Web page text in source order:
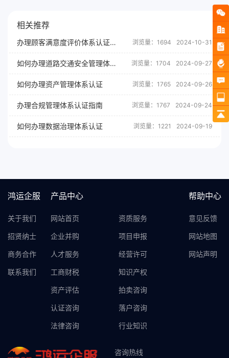
相关推荐
办理顾客满意度评价体系认证有什么用？ 浏览量：1694 2024-10-31
如何办理道路交通安全管理体系认证 浏览量：1704 2024-09-27
如何办理资产管理体系认证 浏览量：1765 2024-09-26
办理合规管理体系认证指南 浏览量：1767 2024-09-24
如何办理数据治理体系认证 浏览量：1221 2024-09-19
鸿运企服
关于我们
招贤纳士
商务合作
联系我们
产品中心
网站首页 资质服务
企业并购 项目申报
人才服务 经营许可
工商财税 知识产权
资产评估 拍卖咨询
认证咨询 落户咨询
法律咨询 行业知识
帮助中心
意见反馈
网站地图
网站声明
咨询热线